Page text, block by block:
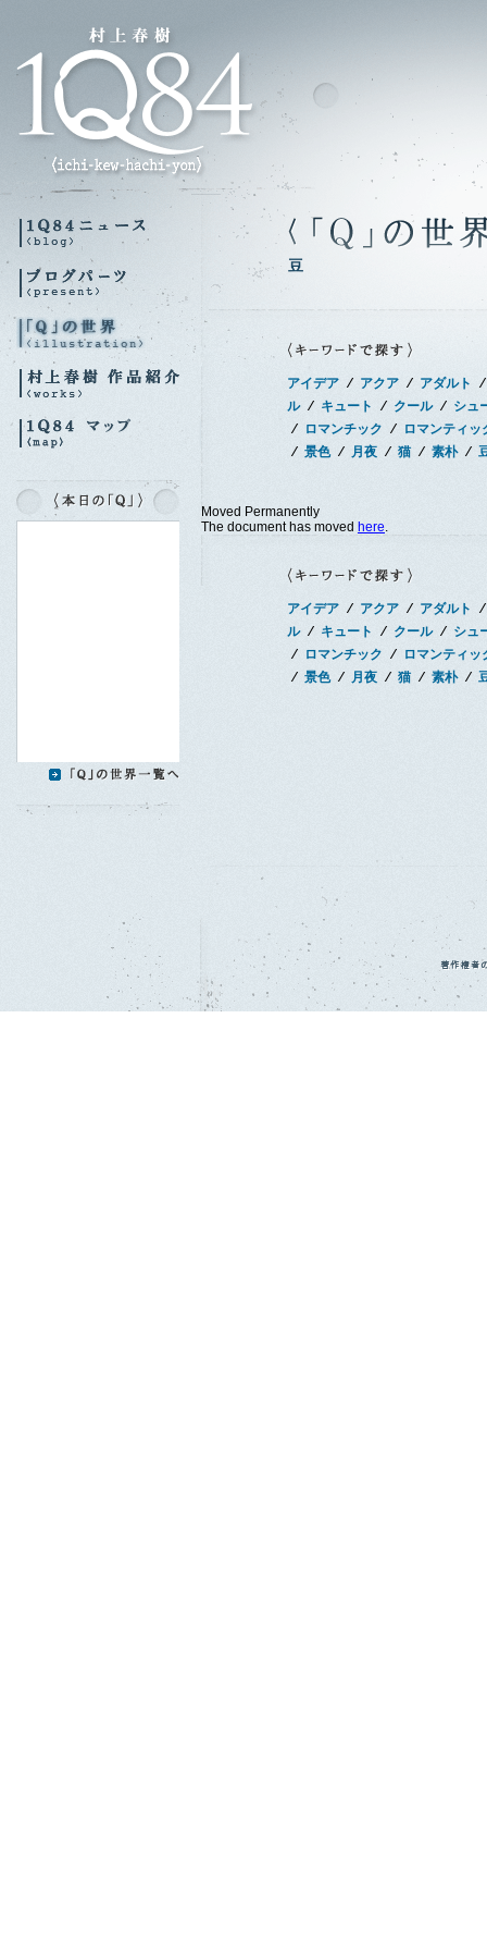
豆
アイデア ∕ アクア ∕ アダルト
∕
ル
∕ キュート ∕ クール ∕
シュ
∕
ロマンチック ∕
ロマンティッ
∕ 景色 ∕ 月夜 ∕ 猫 ∕ 素朴 ∕
Moved Permanently
The document has moved here.
アイデア ∕ アクア ∕ アダルト
∕
ル
∕ キュート ∕ クール ∕
シュ
∕
ロマンチック ∕
ロマンティッ
∕ 景色 ∕ 月夜 ∕ 猫 ∕ 素朴 ∕